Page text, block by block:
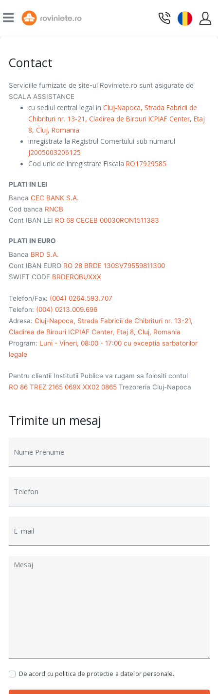
Contact
Serviciile furnizate de site-ul Roviniete.ro sunt asigurate de
SCALA ASSISTANCE
cu sediul central legal in Cluj-Napoca, Strada Fabricii de
Chibrituri nr. 13-21, Cladirea de Birouri ICPIAF Center, Etaj
8, Cluj, Romania
inregistrata la Registrul Comertului sub numarul
J2005003206125
Cod unic de Inregistrare Fiscala RO17929585
PLATI IN LEI
Banca CEC BANK S.A.
Cod banca RNCB
Cont IBAN LEI RO 68 CECEB 00030RON1511383
PLATI IN EURO
Banca BRD S.A.
Cont IBAN EURO RO 28 BRDE 130SV79559811300
SWIFT CODE BRDEROBUXXX
Telefon/Fax: (004) 0264.593.707
Telefon: (004) 0213.009.696
Adresa: Cluj-Napoca, Strada Fabricii de Chibrituri nr. 13-21,
Cladirea de Birouri ICPIAF Center, Etaj 8, Cluj, Romania
Program: Luni - Vineri, 08:00 - 17:00 cu exceptia sarbatorilor
legale
Pentru clientii Institutii Publice va rugam sa folositi contul
RO 86 TREZ 2165 069X XX02 0865Trezoreria Cluj-Napoca
Trimite un mesaj
De acord cu politica de protectie a datelor personale.